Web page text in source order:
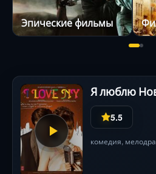
Эпические фильмы
Я люблю
5.5
комедия,